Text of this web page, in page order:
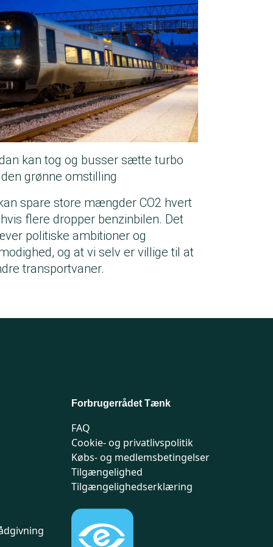
kan tog og busser sætte turbo
grønne omstilling
spare store mængder CO2 hvert
flere dropper benzinbilen. Det
politiske ambitioner og
og at vi selv er villige til at
transportvaner.
Forbrugerrådet Tænk
FAQ
Cookie- og privatlivspolitik
Købs- og medlemsbetingelser
Tilgængelighed
Tilgængelighedserklæring